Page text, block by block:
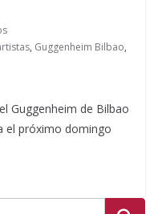
, Guggenheim Bilbao,
Guggenheim de Bilbao
el próximo domingo